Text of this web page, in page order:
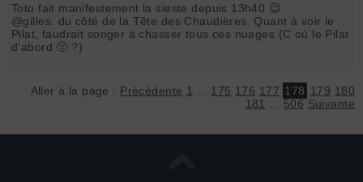
Toto fait manifestement la sieste depuis 13h40 😉
@gilles: du côté de la Tête des Chaudières. Quant à voir le
Pilat, faudrait songer à chasser tous ces nuages (C où le Pilat
d'abord 🤢 ?)
Aller à la page : Précédente 1 175 176 177 178 179 180
181
506 Suivante